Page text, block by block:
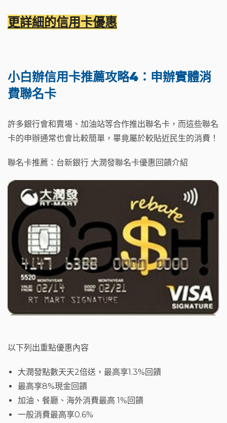
更詳細的信用卡優惠
小白辦信用卡推薦攻略4：申辦實體消
費聯名卡
許多銀行會和賣場、加油站等合作推出聯名卡，而這些聯名
卡的申辦通常也會比較簡單，畢竟屬於較貼近民生的消費！
聯名卡推薦：台新銀行 大潤發聯名卡優惠回饋介紹
以下列出重點優惠內容
大潤發點數天天2倍送，最高享1.3%回饋
最高享8%現金回饋
加油、餐廳、海外消費最高 1%回饋
一般消費最高享0.6%